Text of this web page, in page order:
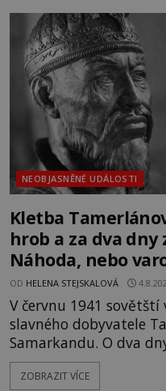
mezi vůdce
skutečně jistou
NEOBJASNĚNÉ UDÁLOSTI
Kletba
hrob a za dva dny
Náhoda, nebo
OD HELENA STEJSKALOVÁ
V červnu 1941
slavného dobyvatele
Samarkandu. O dva
Německo zahajuje
Sovětský svaz. Shoda
ZOBRAZIT VÍCE